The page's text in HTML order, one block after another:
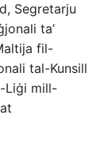
Segretarju
ta’
fil-
tal-Kunsill
Liġi mill-